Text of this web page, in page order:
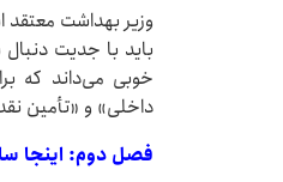
وزیر بهداشت معتقد
باید با جدیت
خوبی می‌داند که
داخلی» و «تأمین
فصل دوم: اینجا